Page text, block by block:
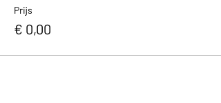
Prijs
€ 0,00